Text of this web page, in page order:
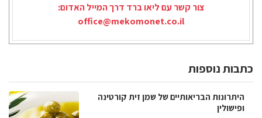
צור קשר עם ליאו ברד דרך המייל האדום:
office@mekomonet.co.il
כתבות נוספות
היתרונות הבריאותיים של שמן זית קורטינה
ופישולין